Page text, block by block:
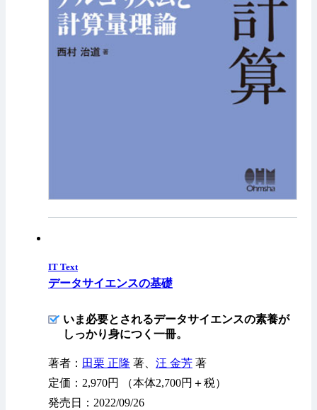
IT Text
データサイエンスの基礎
いま必要とされるデータサイエンスの素養が
しっかり身につく一冊。
著者： 田栗 正隆 著、 汪 金芳 著
定価：2,970円 （本体2,700円＋税）
発売日：2022/09/26